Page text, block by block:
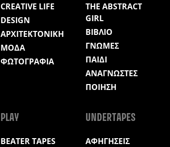
CREATIVE LIFE
DESIGN
ΑΡΧΙΤΕΚΤΟΝΙΚΗ
ΜΟΔΑ
ΦΩΤΟΓΡΑΦΙΑ
THE ABSTRACT
GIRL
ΒΙΒΛΙΟ
ΓΝΩΜΕΣ
ΠΑΙΔΙ
ΑΝΑΓΝΩΣΤΕΣ
ΠΟΙΗΣΗ
PLAY
BEATER TAPES
UNDERTAPES
ΑΦΗΓΗΣΕΙΣ